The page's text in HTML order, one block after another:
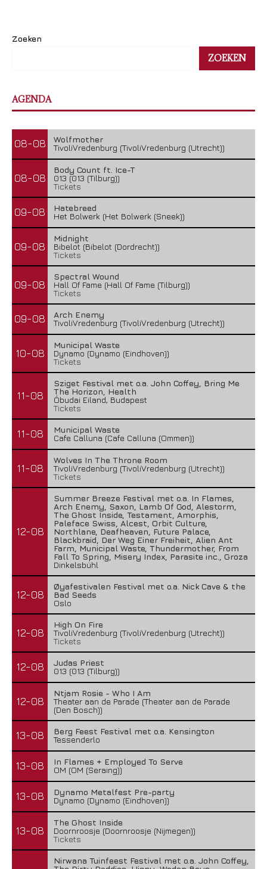
Zoeken
ZOEKEN
AGENDA
08-08
Wolfmother
TivoliVredenburg (TivoliVredenburg (Utrecht))
08-08
Body Count ft. Ice-T
013 (013 (Tilburg))
Tickets
09-08
Hatebreed
Het Bolwerk (Het Bolwerk (Sneek))
09-08
Midnight
Bibelot (Bibelot (Dordrecht))
Tickets
09-08
Spectral Wound
Hall Of Fame (Hall Of Fame (Tilburg))
Tickets
09-08
Arch Enemy
TivoliVredenburg (TivoliVredenburg (Utrecht))
10-08
Municipal Waste
Dynamo (Dynamo (Eindhoven))
Tickets
11-08
Sziget Festival met o.a. John Coffey, Bring Me
The Horizon, Health
Óbudai Eiland, Budapest
Tickets
11-08
Municipal Waste
Cafe Calluna (Cafe Calluna (Ommen))
11-08
Wolves In The Throne Room
TivoliVredenburg (TivoliVredenburg (Utrecht))
Tickets
12-08
Summer Breeze Festival met o.a. In Flames,
Arch Enemy, Saxon, Lamb Of God, Alestorm,
The Ghost Inside, Testament, Amorphis,
Paleface Swiss, Alcest, Orbit Culture,
Northlane, Deafheaven, Future Palace,
Blackbraid, Der Weg Einer Freiheit, Alien Ant
Farm, Municipal Waste, Thundermother, From
Fall To Spring, Misery Index, Parasite inc., Groza
Dinkelsbühl
12-08
Øyafestivalen Festival met o.a. Nick Cave & the
Bad Seeds
Oslo
12-08
High On Fire
TivoliVredenburg (TivoliVredenburg (Utrecht))
Tickets
12-08
Judas Priest
013 (013 (Tilburg))
12-08
Ntjam Rosie - Who I Am
Theater aan de Parade (Theater aan de Parade
(Den Bosch))
13-08
Berg Feest Festival met o.a. Kensington
Tessenderlo
13-08
In Flames + Employed To Serve
OM (OM (Seraing))
13-08
Dynamo Metalfest Pre-party
Dynamo (Dynamo (Eindhoven))
13-08
The Ghost Inside
Doornroosje (Doornroosje (Nijmegen))
Tickets
Nirwana Tuinfeest Festival met o.a. John Coffey,